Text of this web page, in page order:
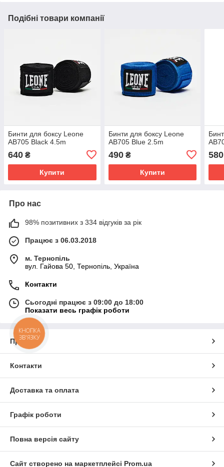
Подібні товари компанії
Бинти для боксу Leone
AB705 Black 4.5m
640 ₴
Купити
Бинти для боксу Leone
AB705 Blue 2.5m
490₴
Купити
580
Про нас
98% позитивних з 334 відгуків за рік
Працює з 06.03.2018
м. Тернопіль
вул. Гайова 50, Тернопіль, Україна
Контакти
Сьогодні працює з 09:00 до 18:00
Показати весь графік роботи
Про нас
Контакти
Доставка та оплата
Графік роботи
Повна версія сайту
Сайт створено на маркетплейсі Prom.ua
КНОПКА
ЗВ'ЯЗКУ